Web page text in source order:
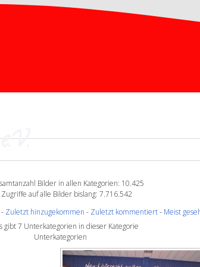
Bilder in allen Kategorien: 10.425
Zugriffe auf alle Bilder bislang: 7.716.542
Zuletzt hinzugekommen - Zuletzt kommentiert- Meist
gibt 7 Unterkategorien in dieser Kategorie
Unterkategorien